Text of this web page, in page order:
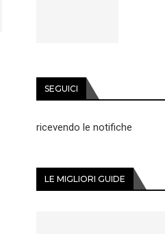
SEGUICI
ricevendo le notifiche
LE MIGLIORI GUIDE